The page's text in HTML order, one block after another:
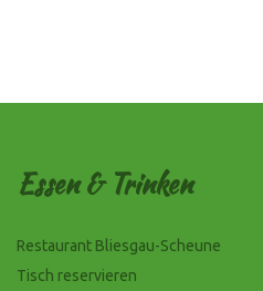
Essen & Trinken
Restaurant Bliesgau-Scheune
Tisch reservieren